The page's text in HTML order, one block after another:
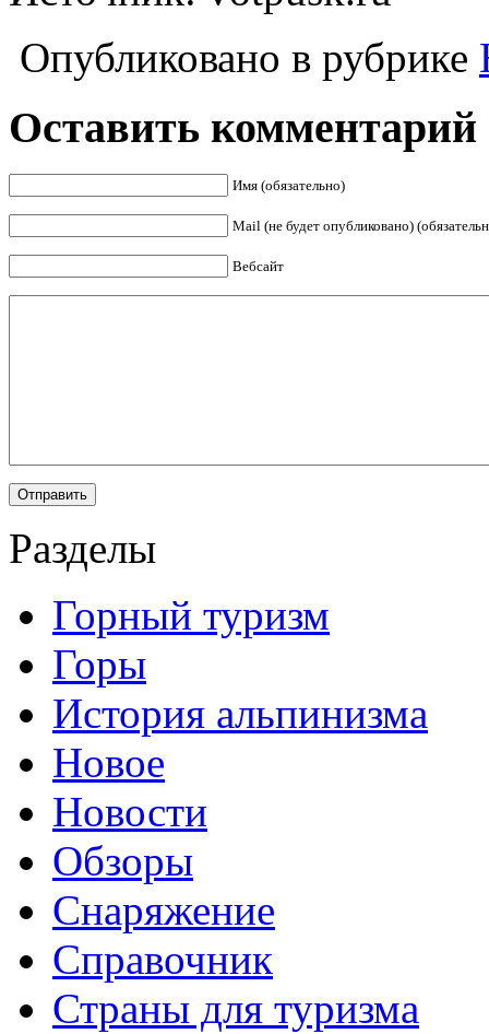
Опубликовано в рубрике
Оставить комментарий
Имя (обязательно)
Mail (не будет опубликовано)
Вебсайт
Разделы
Горный туризм
Горы
История альпинизма
Новое
Новости
Обзоры
Снаряжение
Справочник
Страны для туризма